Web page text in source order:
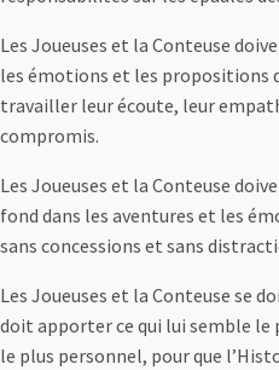
Les Joueuses et la Conteuse
les émotions et les propositions
travailler leur écoute, leur
compromis.
Les Joueuses et la Conteuse
fond dans les aventures et les
sans concessions et sans
Les Joueuses et la Conteuse se
doit apporter ce qui lui semble
le plus personnel, pour que